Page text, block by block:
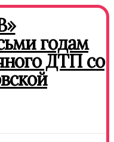
годам
ДТП со